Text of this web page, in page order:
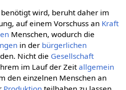
wird, beruht daher im
auf einem Vorschuss an Kraft
Menschen, wodurch die
in der bürgerlichen
Nicht die Gesellschaft
im Lauf der Zeitallgemein
den einzelnen Menschen an